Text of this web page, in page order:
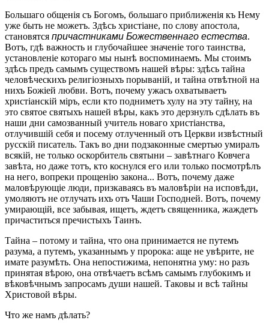
Большаго общенія съ Богомъ, большаго приближенія къ Нему
уже быть не можетъ. Здѣсь христіане, по слову апостола,
становятся причастниками Божественнаго естества.
Вотъ, гдѣ важность и глубочайшее значеніе того таинства,
установленіе котораго мы нынѣ воспоминаемъ. Мы стоимъ
здѣсь предъ самымъ существомъ нашей вѣры: здѣсь тайна
человѣческихъ религіозныхъ порываній, и тайна отвѣтной на
нихъ Божіей любви. Вотъ, почему ужасъ охватываетъ
христіанскій міръ, если кто подниметъ хулу на эту тайну, на
это святое святыхъ нашей вѣры, какъ это дерзнулъ сдѣлать въ
наши дни самозванный учитель новаго христіанства,
отлучившій себя и посему отлученный отъ Церкви извѣстный
русскій писатель. Такъ во дни подзаконные смертью умиралъ
всякій, не только оскорбитель святыни – завѣтнаго Ковчега
завѣта, но даже тотъ, кто коснулся его или только посмотрѣлъ
на него, вопреки прощенію закона... Вотъ, почему даже
маловѣрующіе люди, призкаваясь въ маловѣріи на исповѣди,
умоляютъ не отлучать ихъ отъ Чаши Господней. Вотъ, почему
умирающій, все забывая, ищетъ, ждетъ священника, жаждетъ
причаститься пречистыхъ Таинъ.
Тайна – потому и тайна, что она принимается не путемъ
разума, а путемъ, указаннымъ у пророка: аще не увѣрите, не
имате разумѣть. Она непостижима, непонятна уму: но разъ
принятая вѣрою, она отвѣчаетъ всѣмъ самымъ глубокимъ и
вѣковѣчнымъ запросамъ души нашей. Таковы и всѣ тайны
Христовой вѣры.
Что же намъ дѣлать?